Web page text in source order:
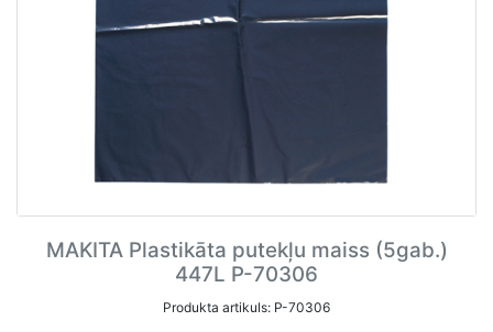
MAKITA Plastikāta putekļu maiss (5gab.)
447L P-70306
Produkta artikuls: P-70306